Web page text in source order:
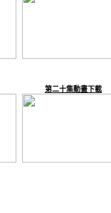
第二十集動畫下載